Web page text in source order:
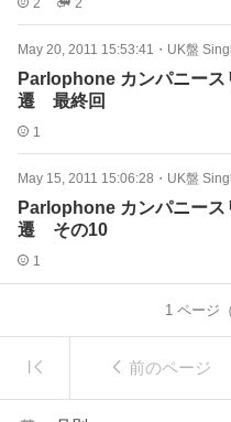
2 2
May 20, 2011 15:53:41 ・ UK盤
Parlophone カンパニース
遷 最終回
1
May 15, 2011 15:06:28 ・ UK盤
Parlophone カンパニース
遷 その10
1
1 ページ
前のページ